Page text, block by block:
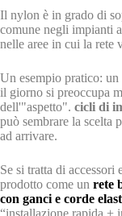
Il nylon è in grado di
comune negli impianti
nelle aree in cui la rete
Un esempio pratico:
il giorno si preoccupa
dell'"aspetto". cicli di
può sembrare la scelta
ad arrivare.
Se si tratta di
prodotto come un rete
con ganci e corde